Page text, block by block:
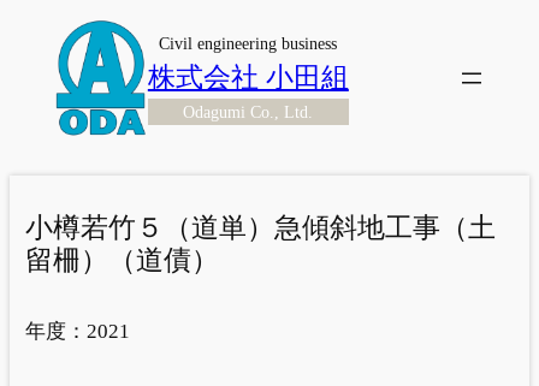
Civil engineering business
株式会社 小田組
Odagumi Co., Ltd.
小樽若竹５（道単）急傾斜地工事（土
留柵）（道債）
年度： 2021